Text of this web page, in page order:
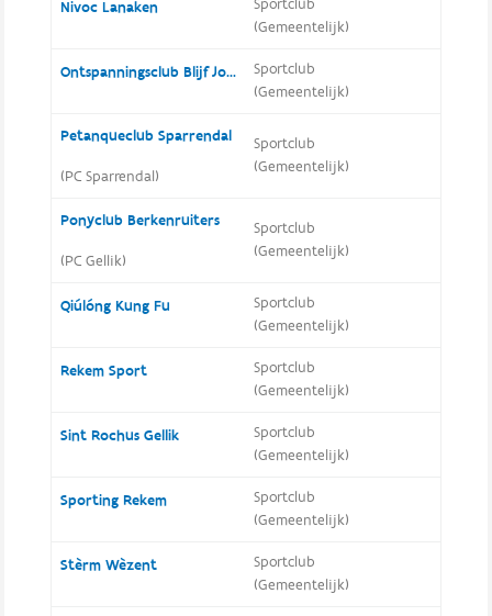
Nivoc Lanaken
Sportclub
(Gemeentelijk)
Ontspanningsclub Blijf Jong
Sportclub
(Gemeentelijk)
Petanqueclub Sparrendal
(PC Sparrendal)
Sportclub
(Gemeentelijk)
Ponyclub Berkenruiters
(PC Gellik)
Sportclub
(Gemeentelijk)
Qiúlóng Kung Fu
Sportclub
(Gemeentelijk)
Rekem Sport
Sportclub
(Gemeentelijk)
Sint Rochus Gellik
Sportclub
(Gemeentelijk)
Sporting Rekem
Sportclub
(Gemeentelijk)
Stèrm Wèzent
Sportclub
(Gemeentelijk)